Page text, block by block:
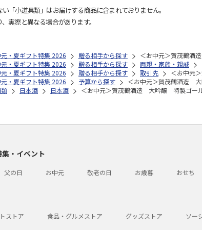
「小道具類」はお届けする商品に含まれておりません。
実際と異なる場合があります。
・夏ギフト特集 2026 贈る相手から探す
＜お中元＞賀茂鶴酒
・夏ギフト特集 2026 贈る相手から探す 両親・家族・親戚
・夏ギフト特集 2026 贈る相手から探す 取引先
＜お中元
・夏ギフト特集 2026 予算から探す
＜お中元＞賀茂鶴酒造
日本酒 日本酒 ＜お中元＞賀茂鶴酒造 大吟醸 特製ゴー
・イベント
父の日 お中元 敬老の日 お歳暮 おせち
ストア 食品・グルメストア グッズストア ソー